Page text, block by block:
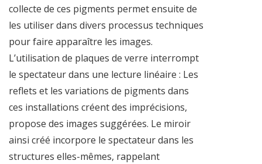
collecte de ces pigments permet ensuite de
les utiliser dans divers processus techniques
pour faire apparaître les images.
L’utilisation de plaques de verre interrompt
le spectateur dans une lecture linéaire : Les
reflets et les variations de pigments dans
ces installations créent des imprécisions,
propose des images suggérées. Le miroir
ainsi créé incorpore le spectateur dans les
structures elles-mêmes, rappelant